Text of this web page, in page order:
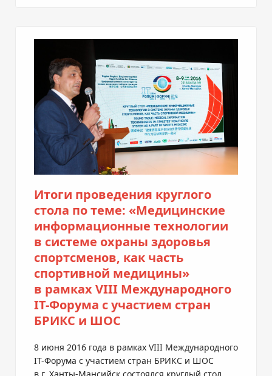
Итоги проведения круглого
стола по теме: «Медицинские
информационные технологии
в системе охраны здоровья
спортсменов, как часть
спортивной медицины»
в рамках VIII Международного
IT-Форума c участием стран
БРИКС и ШОС
8 июня 2016 года в рамках VIII Международного
IT-Форума c участием стран БРИКС и ШОС